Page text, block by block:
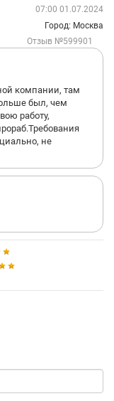
07:00 01.07.2024
Город: Москва
Отзыв №599901
компании, там
был, чем
работу,
не